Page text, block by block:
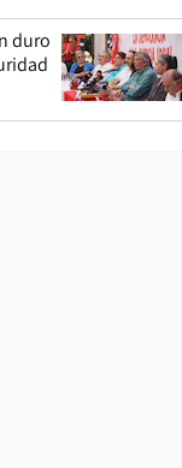
duro